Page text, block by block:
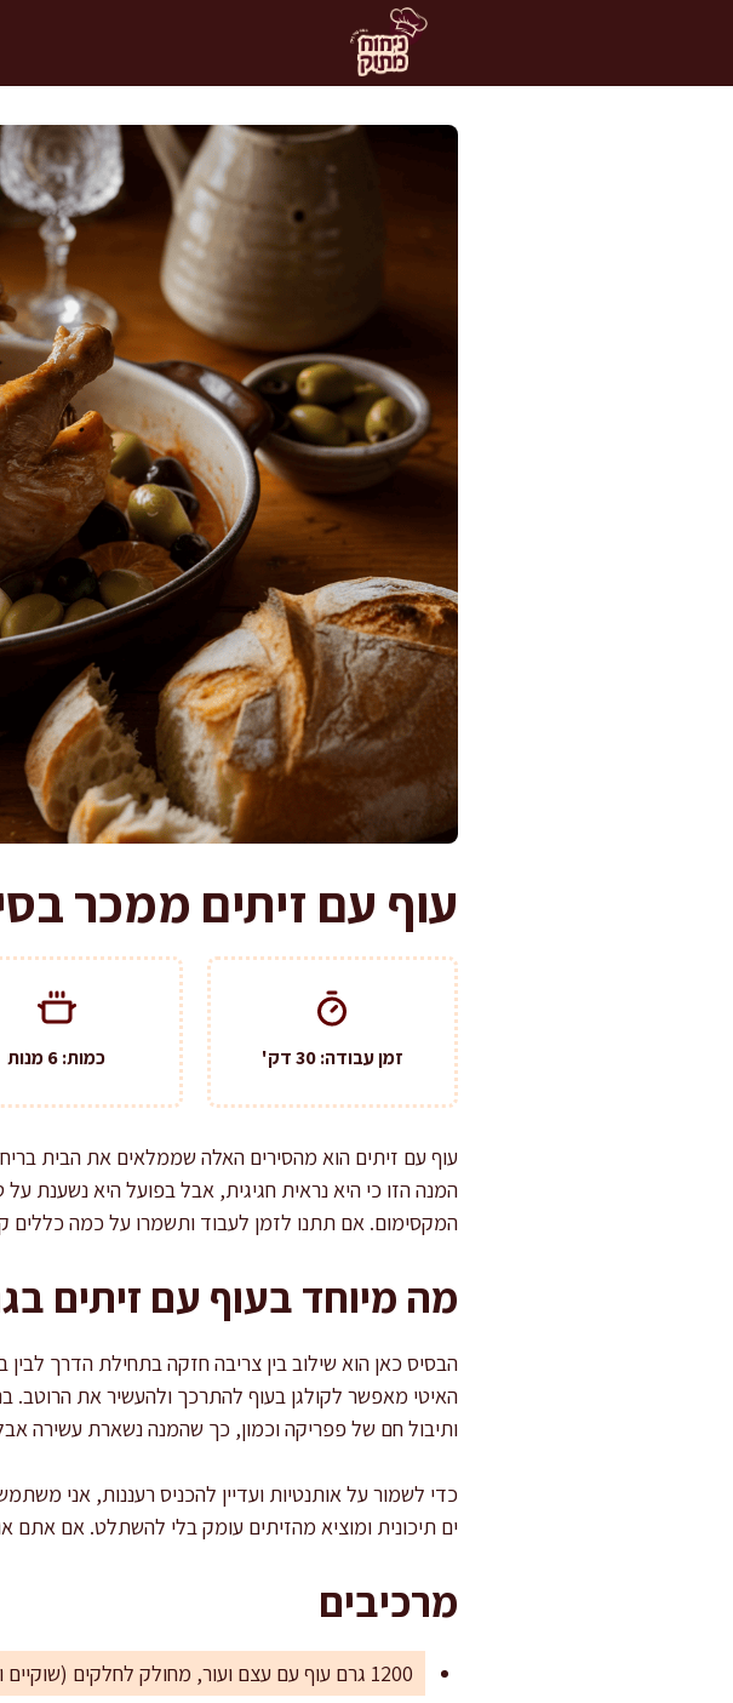
עוף עם זיתים ממכר
זמן עבודה: 30 דק' כמות: 6 מנות
עוף עם זיתים הוא מהסירים האלה שממלאים את הבית
המנה הזו כי היא נראית חגיגית, אבל בפועל היא נשענת
המקסימום. אם תתנו לזמן לעבוד ותשמרו על כמה כללים
מה מיוחד בעוף עם זיתים
הבסיס כאן הוא שילוב בין צריבה חזקה בתחילת הדרך
האיטי מאפשר לקולגן בעוף להתרכך ולהעשיר את הרוטב.
ותיבול חם של פפריקה וכמון, כך שהמנה נשארת עשירה
כדי לשמור על אותנטיות ועדיין להכניס רעננות, אני
ים תיכונית ומוציא מהזיתים עומק בלי להשתלט. אם אתם
מרכיבים
1200 גרם עוף עם עצם ועור, מחולק לחלקים (שוקיים וירכיים מומלץ)